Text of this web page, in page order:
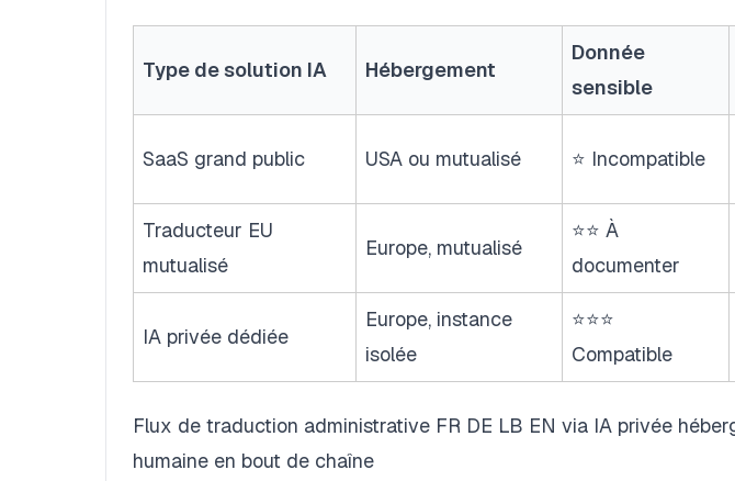
Type de solution IA Hébergement
Donnée
sensible
SaaS grand public USA ou mutualisé ⭐ Incompatible
Traducteur EU
mutualisé
Europe, mutualisé
⭐⭐ À
documenter
IA privée dédiée
Europe, instance
isolée
⭐⭐⭐
Compatible
Flux de traduction administrative FR DE LB EN via IA privée
humaine en bout de chaîne